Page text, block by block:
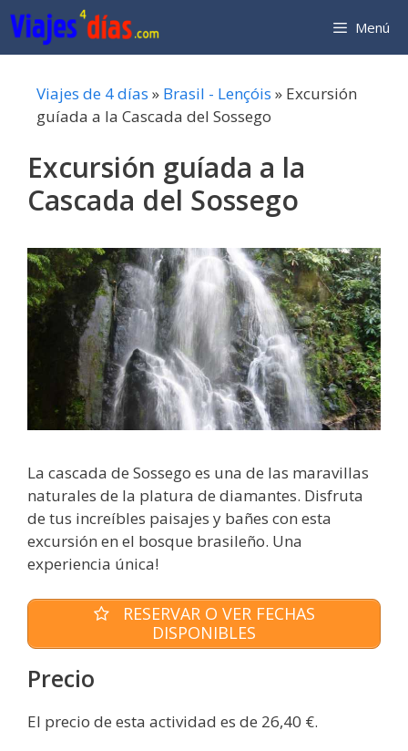
Saltar
al
contenido
Menú
Viajes de 4 días » Brasil - Lençóis » Excursión
guíada a la Cascada del Sossego
Excursión guíada a la
Cascada del Sossego
La cascada de Sossego es una de las maravillas
naturales de la platura de diamantes. Disfruta
de tus increíbles paisajes y bañes con esta
excursión en el bosque brasileño. Una
experiencia única!
RESERVAR O VER FECHAS
DISPONIBLES
Precio
El precio de esta actividad es de 26,40 €.